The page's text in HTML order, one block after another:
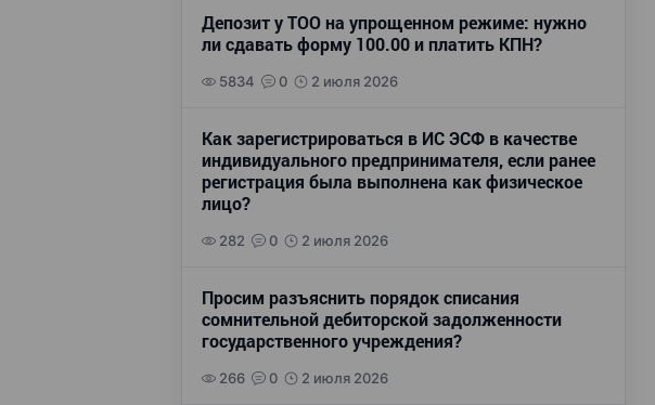
Депозит у ТОО на упрощенном режиме: нужно
ли сдавать форму 100.00 и платить КПН?
5834 0 2 июля 2026
Как зарегистрироваться в ИС ЭСФ в качестве
индивидуального предпринимателя, если ранее
регистрация была выполнена как физическое
лицо?
282 0 2 июля 2026
Просим разъяснить порядок списания
сомнительной дебиторской задолженности
государственного учреждения?
266 0 2 июля 2026